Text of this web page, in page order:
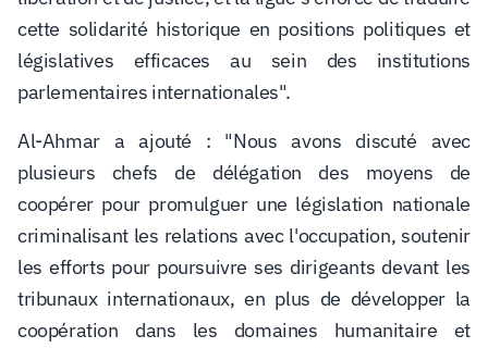
cette solidarité historique en positions politiques et
législatives efficaces au sein des institutions
parlementaires internationales".
Al-Ahmar a ajouté : "Nous avons discuté avec
plusieurs chefs de délégation des moyens de
coopérer pour promulguer une législation nationale
criminalisant les relations avec l'occupation, soutenir
les efforts pour poursuivre ses dirigeants devant les
tribunaux internationaux, en plus de développer la
coopération dans les domaines humanitaire et